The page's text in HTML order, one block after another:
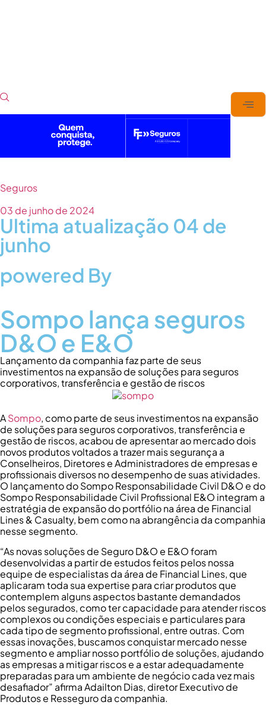
Seguros
03 de junho de 2024
Ultima atualização 04 de
junho
powered By
Sompo lança seguros
D&O e E&O
Lançamento da companhia faz parte de seus
investimentos na expansão de soluções para seguros
corporativos, transferência e gestão de riscos
ASompo, como parte de seus investimentos na expansão
de soluções para seguros corporativos, transferência e
gestão de riscos, acabou de apresentar ao mercado dois
novos produtos voltados a trazer mais segurança a
Conselheiros, Diretores e Administradores de empresas e
profissionais diversos no desempenho de suas atividades.
O lançamento do Sompo Responsabilidade Civil D&O e do
Sompo Responsabilidade Civil Profissional E&O integram a
estratégia de expansão do portfólio na área de Financial
Lines & Casualty, bem como na abrangência da companhia
nesse segmento.
“As novas soluções de Seguro D&O e E&O foram
desenvolvidas a partir de estudos feitos pelos nossa
equipe de especialistas da área de Financial Lines, que
aplicaram toda sua expertise para criar produtos que
contemplem alguns aspectos bastante demandados
pelos segurados, como ter capacidade para atender riscos
complexos ou condições especiais e particulares para
cada tipo de segmento profissional, entre outras. Com
essas inovações, buscamos conquistar mercado nesse
segmento e ampliar nosso portfólio de soluções, ajudando
as empresas a mitigar riscos e a estar adequadamente
preparadas para um ambiente de negócio cada vez mais
desafiador” afirma Adailton Dias, diretor Executivo de
Produtos e Resseguro da companhia.